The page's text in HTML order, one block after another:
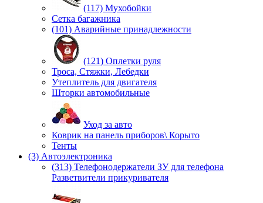
(117) Мухобойки
Сетка багажника
(101) Аварийные принадлежности
(121) Оплетки руля
Троса, Стяжки, Лебедки
Утеплитель для двигателя
Шторки автомобильные
Уход за авто
Коврик на панель приборов\ Корыто
Тенты
(3) Автоэлектроника
(313) Телефонодержатели ЗУ для телефона
Разветвители прикуривателя